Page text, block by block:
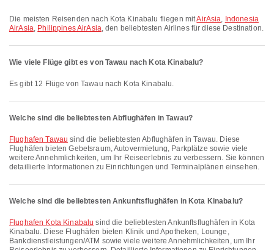
Die meisten Reisenden nach Kota Kinabalu fliegen mitAirAsia, Indonesia
AirAsia, Philippines AirAsia, den beliebtesten Airlines für diese Destination.
Wie viele Flüge gibt es von Tawau nach Kota Kinabalu?
Es gibt 12 Flüge von Tawau nach Kota Kinabalu.
Welche sind die beliebtesten Abflughäfen in Tawau?
Flughafen Tawau sind die beliebtesten Abflughäfen in Tawau. Diese
Flughäfen bieten Gebetsraum, Autovermietung, Parkplätze sowie viele
weitere Annehmlichkeiten, um Ihr Reiseerlebnis zu verbessern. Sie können
detaillierte Informationen zu Einrichtungen und Terminalplänen einsehen.
Welche sind die beliebtesten Ankunftsflughäfen in Kota Kinabalu?
Flughafen Kota Kinabalu sind die beliebtesten Ankunftsflughäfen in Kota
Kinabalu. Diese Flughäfen bieten Klinik und Apotheken, Lounge,
Bankdienstleistungen/ATM sowie viele weitere Annehmlichkeiten, um Ihr